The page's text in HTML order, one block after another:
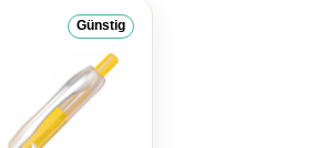
Günstig